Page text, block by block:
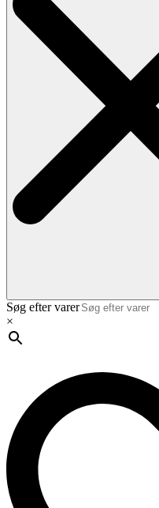
Søg efter varer
×